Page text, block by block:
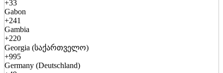
+33
Gabon
+241
Gambia
+220
Georgia (საქართველო)
+995
Germany (Deutschland)